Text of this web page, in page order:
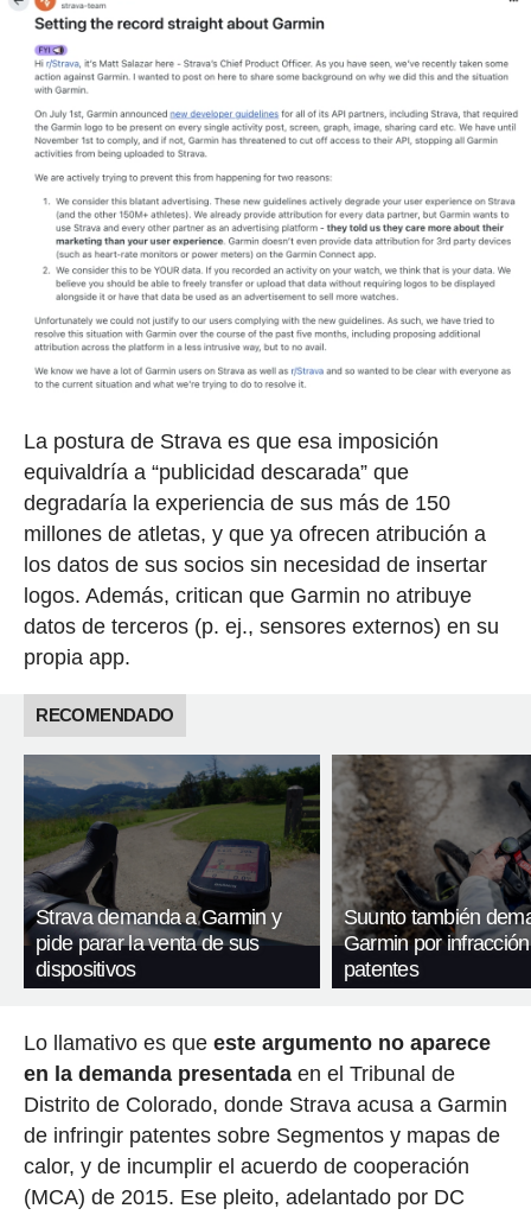
La postura de Strava es que esa imposición
equivaldría a “publicidad descarada” que
degradaría la experiencia de sus más de 150
millones de atletas, y que ya ofrecen atribución a
los datos de sus socios sin necesidad de insertar
logos. Además, critican que Garmin no atribuye
datos de terceros (p. ej., sensores externos) en su
propia app.
RECOMENDADO
Strava demanda a Garmin y
pide parar la venta de sus
dispositivos
Suunto también
Garmin por
patentes
Lo llamativo es que este argumento no aparece
en la demanda presentadaen el Tribunal de
Distrito de Colorado, donde Strava acusa a Garmin
de infringir patentes sobre Segmentos y mapas de
calor, y de incumplir el acuerdo de cooperación
(MCA) de 2015. Ese pleito, adelantado por DC